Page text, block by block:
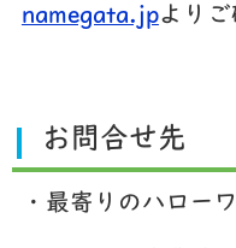
namegata.jpよりご
お問合せ先
・最寄りのハロー